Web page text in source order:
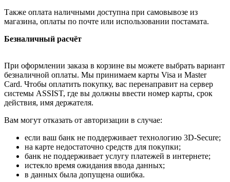
Также оплата наличными доступна при самовывозе из
магазина, оплаты по почте или использовании постамата.
Безналичный расчёт
При оформлении заказа в корзине вы можете выбрать вариант
безналичной оплаты. Мы принимаем карты Visa и Master
Card. Чтобы оплатить покупку, вас перенаправит на сервер
системы ASSIST, где вы должны ввести номер карты, срок
действия, имя держателя.
Вам могут отказать от авторизации в случае:
если ваш банк не поддерживает технологию 3D-Secure;
на карте недостаточно средств для покупки;
банк не поддерживает услугу платежей в интернете;
истекло время ожидания ввода данных;
в данных была допущена ошибка.